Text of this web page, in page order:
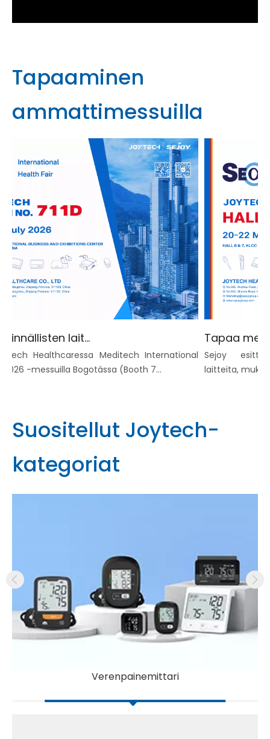
Tapaaminen
ammattimessuilla
Kotiin lääkinnällisten laitteiden valmistaja näyttelyssä Kolumbiassa 2026 | OEM/ODM-toimittaja Joytech Healthcare
Healthcaressa Meditech International
-messuilla Bogotássa (Booth 7...
Sejoy esittelee
laitteita, mukaan
Suositellut Joytech-
kategoriat
Verenpainemittari